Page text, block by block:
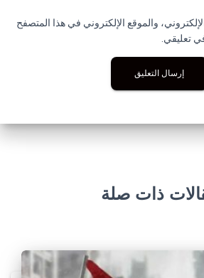
والموقع الإلكتروني في هذا المتصفح
تعليقي.
ذات صلة